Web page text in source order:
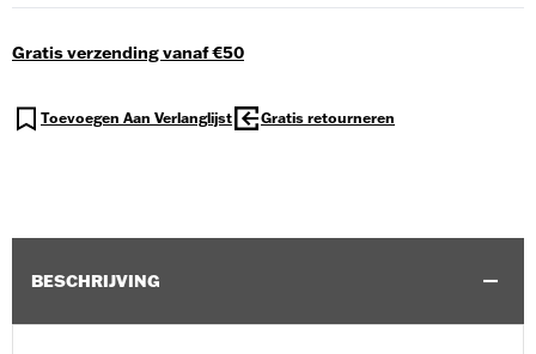
Gratis verzending vanaf €50
Toevoegen Aan Verlanglijst Gratis retourneren
BESCHRIJVING